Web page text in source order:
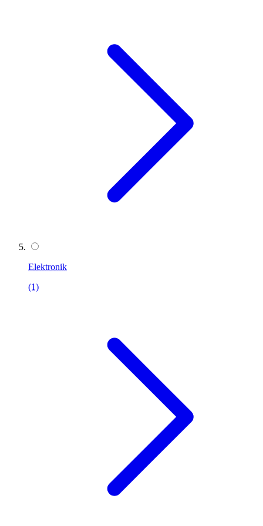
Elektronik
(1)